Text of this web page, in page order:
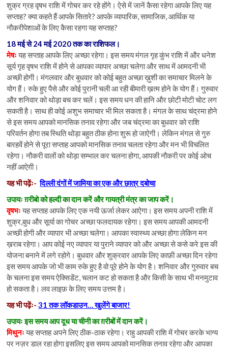
शुक्र ग्रह वृषभ राशि में गोचर कर रहे होंगे। ऐसे में जानें कैसा रहेगा आपके लिए यह
सप्ताह? क्या कहते हैं आपके सितारे? आपके व्यापारिक, सामाजिक, आर्थिक या
नौकरीपेशाओं के लिए कैसा रहगा यह सप्ताह?
18 मई से 24 मई 2020 तक का राशिफल।
मेषः यह सप्ताह आपके लिए अच्छा रहेगा। इस समय मंगल गृह कुंभ राशि में और धनेश
सूर्य गृह वृषभ राशि में होने से आपका व्यापार अच्छा चलेगा और साथ में आमदनी भी
अच्छी होगी। मंगलवार और बुधवार को कोई बहुत अच्छा ख़ुशी का समाचार मिलने के
योग हैं। रुके हुए पैसे और कोई पुरानी चली आ रही बीमारी ख़त्म होने के योग हैं। गुरुवार
और शनिवार को थोड़ा बच कर चलें। इस समय धन की हानि और छोटी मोटी चोट लग
सकती है। साथ ही कोई अशुभ समाचार भी मिल सकता है। मंगल के साथ चंद्रमा होने
से इस समय आपको मानसिक तनाव रहेगा और जब चंद्रमा का बुधवार को राशि
परिवर्तन होगा तब स्थिति थोड़ा बहुत ठीक होना शुरू हो जाऐगी। लेकिन मंगल से गुरु
बारहवें होने से पूरा सप्ताह आपको मानसिक तनाव चलता रहेगा और मन भी विचलित
रहेगा। नौकरी वालों को थोड़ा सम्भाल कर चलना होगा, आपकी नौकरी पर कोई ओच
नहीं आऐग़ी।
यह भी पढ़ेंः- दिल्ली दंगों में जामिया का एक और छात्र दबोचा
उपायः ग़रीबो को हल्दी का दान करें और गायत्री मंत्र का जाप करें।
वृषभः यह सप्ताह आपके लिए एक नयी ऊर्जा लेकर आऐगा। इस समय अपनी राशि में
शुक्र,बुध और सूर्या का गोचर अच्छा फलदायक रहेगा। इस समय आपकी आमदनी
अच्छी होगी और व्यापार भी अच्छा चलेगा। आपका स्वास्थ्य अच्छा होगा लेकिन मन
ख़राब रहेगा। आप कोई नए व्यापार या पुराने व्यापार को और अच्छा से कसे करे इस की
योजना बनाने में लगे रहोगे। बुधवार और शुक्रवार आपके लिए काफ़ी अच्छा दिन रहेगा
इस समय आपके जो भी काम रुके हुए है वो पूरे होने के योग है। शनिवार और गुरुवार बच
के चलना इस समय ऐक्सिडेंट, चलान कट हो सकता है और किसी के साथ भी मनमुटाव
हो सकता है। लव लाइफ़ के लिए समय उत्तम है।
यह भी पढ़ेंः-31 तक लॉकडाउन… खुलेंगे बाजार!
उपायः इस समय आप दूध या चीनी का ग़रीबों में दान करें।
मिथुनः यह सप्ताह अपने लिए ठीक-ठाक रहेगा। राहु आपकी राशि में गोचर करके भाग्य
पर नज़र डाल रहा होगा इसलिए इस समय आपको मानसिक तनाव रहेगा और आपका